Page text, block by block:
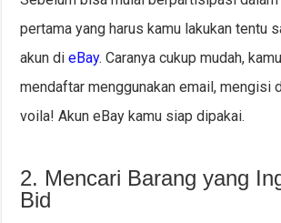
pertama yang harus kamu lakukan tentu
akun dieBay. Caranya cukup mudah,
mendaftar menggunakan email, mengisi
voila! Akun eBay kamu siap dipakai.
2. Mencari Barang yang
Bid